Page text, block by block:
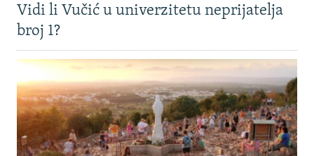
Vidi li Vučić u univerzitetu neprijatelja
broj 1?